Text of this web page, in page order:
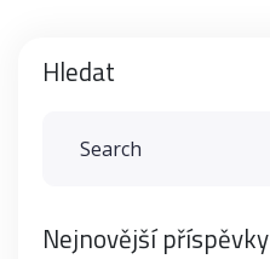
Hledat
Nejnovější příspěvky